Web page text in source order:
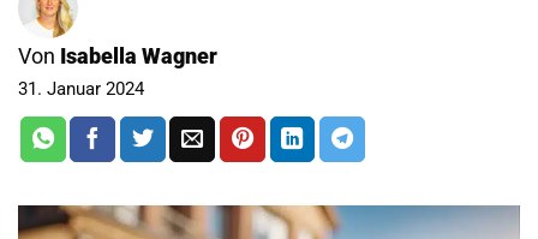
Von Isabella Wagner
31. Januar 2024